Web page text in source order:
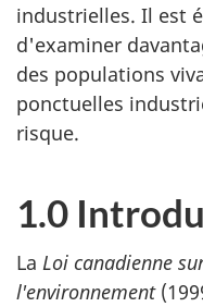
industrielles. Il est
d'examiner
des populations
ponctuelles
risque.
1.0
La Loi canadienne
l'environnement